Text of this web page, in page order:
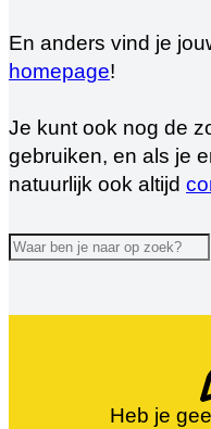
En anders vind je
homepage!
Je kunt ook nog de
gebruiken, en als je
natuurlijk ook altijd
Zoeken
Heb je